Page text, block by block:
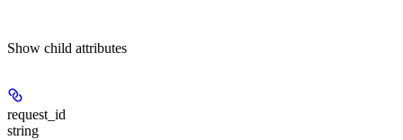
Show child attributes
request_id
string